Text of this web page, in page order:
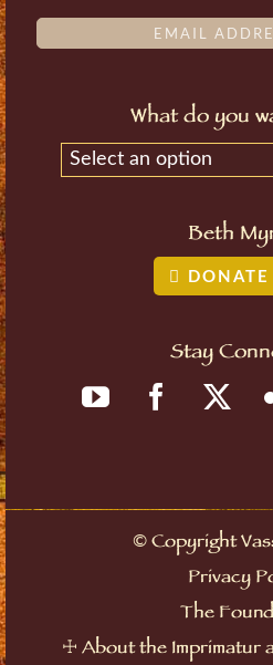
What do you
Select an option
Beth
Stay
©Copyright
Privacy
The
☩ About the Imprimatur